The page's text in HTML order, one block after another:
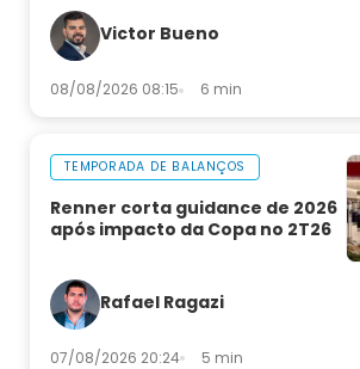
Victor Bueno
08/08/2026 08:15 6 min
TEMPORADA DE BALANÇOS
Renner corta guidance de 2026
após impacto da Copa no 2T26
Rafael Ragazi
07/08/2026 20:24 5 min